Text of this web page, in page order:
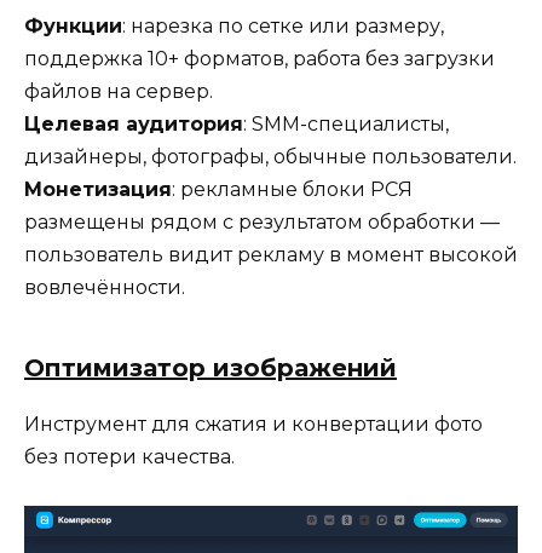
Функции: нарезка по сетке или размеру,
поддержка 10+ форматов, работа без загрузки
файлов на сервер.
Целевая аудитория: SMM-специалисты,
дизайнеры, фотографы, обычные пользователи.
Монетизация: рекламные блоки РСЯ
размещены рядом с результатом обработки —
пользователь видит рекламу в момент высокой
вовлечённости.
Оптимизатор изображений
Инструмент для сжатия и конвертации фото
без потери качества.